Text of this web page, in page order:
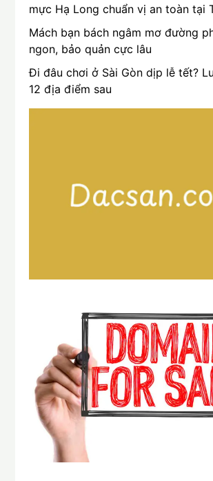
mực Hạ Long chuẩn vị an toàn tại
Mách bạn bách ngâm mơ đường
ngon, bảo quản cực lâu
Đi đâu chơi ở Sài Gòn dịp lễ tết?
12 địa điểm sau